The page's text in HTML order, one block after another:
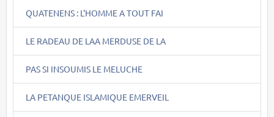
QUATENENS : L'HOMME A TOUT FAI
LE RADEAU DE LAA MERDUSE DE LA
PAS SI INSOUMIS LE MELUCHE
LA PETANQUE ISLAMIQUE EMERVEIL